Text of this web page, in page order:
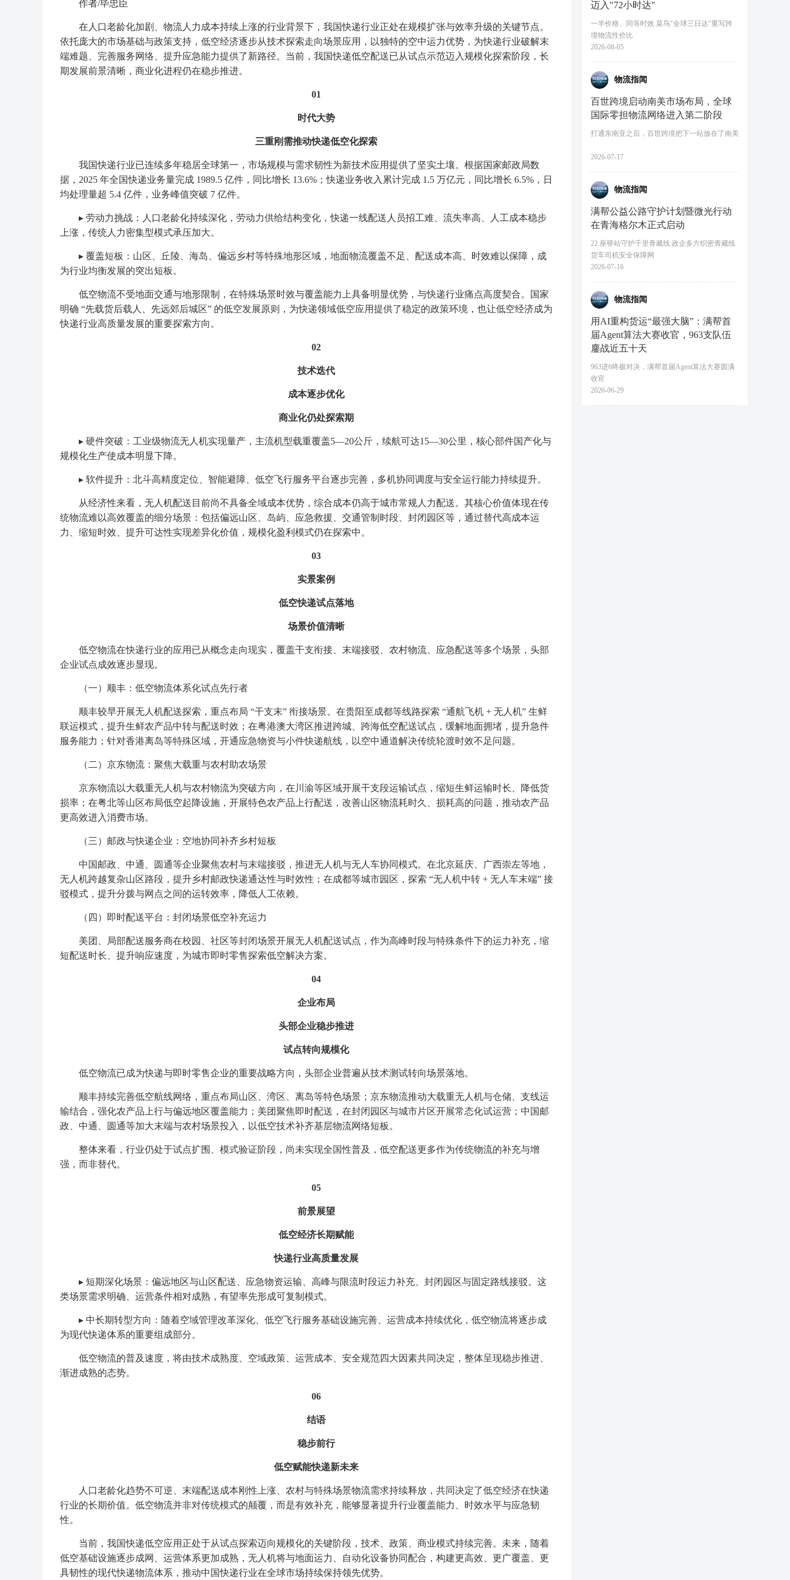
迈入"72小时达"
一半价格、同等时效 菜鸟"全球三日达"重写跨
境物流性价比
2026-08-05
物流指闻
百世跨境启动南美市场布局，全球
国际零担物流网络进入第二阶段
打通东南亚之后，百世跨境把下一站放在了南美
2026-07-17
物流指闻
满帮公益公路守护计划暨微光行动
在青海格尔木正式启动
22 座驿站守护千里青藏线 政企多方织密青藏线
货车司机安全保障网
2026-07-16
物流指闻
用AI重构货运“最强大脑”：满帮首
届Agent算法大赛收官，963支队伍
鏖战近五十天
963进6终极对决，满帮首届Agent算法大赛圆满
收官
2026-06-29
作者/毕忠臣
在人口老龄化加剧、物流人力成本持续上涨的行业背景下，我国快递行业正处在规模扩张与效率升级的关键节点。
依托庞大的市场基础与政策支持，低空经济逐步从技术探索走向场景应用，以独特的空中运力优势，为快递行业破解末
端难题、完善服务网络、提升应急能力提供了新路径。当前，我国快递低空配送已从试点示范迈入规模化探索阶段，长
期发展前景清晰，商业化进程仍在稳步推进。
01
时代大势
三重刚需推动快递低空化探索
我国快递行业已连续多年稳居全球第一，市场规模与需求韧性为新技术应用提供了坚实土壤。根据国家邮政局数
据，2025 年全国快递业务量完成 1989.5 亿件，同比增长 13.6%；快递业务收入累计完成 1.5 万亿元，同比增长 6.5%，日
均处理量超 5.4 亿件，业务峰值突破 7 亿件。
▸ 劳动力挑战：人口老龄化持续深化，劳动力供给结构变化，快递一线配送人员招工难、流失率高、人工成本稳步
上涨，传统人力密集型模式承压加大。
▸ 覆盖短板：山区、丘陵、海岛、偏远乡村等特殊地形区域，地面物流覆盖不足、配送成本高、时效难以保障，成
为行业均衡发展的突出短板。
低空物流不受地面交通与地形限制，在特殊场景时效与覆盖能力上具备明显优势，与快递行业痛点高度契合。国家
明确 “先载货后载人、先远郊后城区” 的低空发展原则，为快递领域低空应用提供了稳定的政策环境，也让低空经济成为
快递行业高质量发展的重要探索方向。
02
技术迭代
成本逐步优化
商业化仍处探索期
▸ 硬件突破：工业级物流无人机实现量产，主流机型载重覆盖5—20公斤，续航可达15—30公里，核心部件国产化与
规模化生产使成本明显下降。
▸ 软件提升：北斗高精度定位、智能避障、低空飞行服务平台逐步完善，多机协同调度与安全运行能力持续提升。
从经济性来看，无人机配送目前尚不具备全域成本优势，综合成本仍高于城市常规人力配送。其核心价值体现在传
统物流难以高效覆盖的细分场景：包括偏远山区、岛屿、应急救援、交通管制时段、封闭园区等，通过替代高成本运
力、缩短时效、提升可达性实现差异化价值，规模化盈利模式仍在探索中。
03
实景案例
低空快递试点落地
场景价值清晰
低空物流在快递行业的应用已从概念走向现实，覆盖干支衔接、末端接驳、农村物流、应急配送等多个场景，头部
企业试点成效逐步显现。
（一）顺丰：低空物流体系化试点先行者
顺丰较早开展无人机配送探索，重点布局 “干支末” 衔接场景。在贵阳至成都等线路探索 “通航飞机 + 无人机” 生鲜
联运模式，提升生鲜农产品中转与配送时效；在粤港澳大湾区推进跨城、跨海低空配送试点，缓解地面拥堵，提升急件
服务能力；针对香港离岛等特殊区域，开通应急物资与小件快递航线，以空中通道解决传统轮渡时效不足问题。
（二）京东物流：聚焦大载重与农村助农场景
京东物流以大载重无人机与农村物流为突破方向，在川渝等区域开展干支段运输试点，缩短生鲜运输时长、降低货
损率；在粤北等山区布局低空起降设施，开展特色农产品上行配送，改善山区物流耗时久、损耗高的问题，推动农产品
更高效进入消费市场。
（三）邮政与快递企业：空地协同补齐乡村短板
中国邮政、中通、圆通等企业聚焦农村与末端接驳，推进无人机与无人车协同模式。在北京延庆、广西崇左等地，
无人机跨越复杂山区路段，提升乡村邮政快递通达性与时效性；在成都等城市园区，探索 “无人机中转 + 无人车末端” 接
驳模式，提升分拨与网点之间的运转效率，降低人工依赖。
（四）即时配送平台：封闭场景低空补充运力
美团、局部配送服务商在校园、社区等封闭场景开展无人机配送试点，作为高峰时段与特殊条件下的运力补充，缩
短配送时长、提升响应速度，为城市即时零售探索低空解决方案。
04
企业布局
头部企业稳步推进
试点转向规模化
低空物流已成为快递与即时零售企业的重要战略方向，头部企业普遍从技术测试转向场景落地。
顺丰持续完善低空航线网络，重点布局山区、湾区、离岛等特色场景；京东物流推动大载重无人机与仓储、支线运
输结合，强化农产品上行与偏远地区覆盖能力；美团聚焦即时配送，在封闭园区与城市片区开展常态化试运营；中国邮
政、中通、圆通等加大末端与农村场景投入，以低空技术补齐基层物流网络短板。
整体来看，行业仍处于试点扩围、模式验证阶段，尚未实现全国性普及，低空配送更多作为传统物流的补充与增
强，而非替代。
05
前景展望
低空经济长期赋能
快递行业高质量发展
▸ 短期深化场景：偏远地区与山区配送、应急物资运输、高峰与限流时段运力补充、封闭园区与固定路线接驳。这
类场景需求明确、运营条件相对成熟，有望率先形成可复制模式。
▸ 中长期转型方向：随着空域管理改革深化、低空飞行服务基础设施完善、运营成本持续优化，低空物流将逐步成
为现代快递体系的重要组成部分。
低空物流的普及速度，将由技术成熟度、空域政策、运营成本、安全规范四大因素共同决定，整体呈现稳步推进、
渐进成熟的态势。
06
结语
稳步前行
低空赋能快递新未来
人口老龄化趋势不可逆、末端配送成本刚性上涨、农村与特殊场景物流需求持续释放，共同决定了低空经济在快递
行业的长期价值。低空物流并非对传统模式的颠覆，而是有效补充，能够显著提升行业覆盖能力、时效水平与应急韧
性。
当前，我国快递低空应用正处于从试点探索迈向规模化的关键阶段，技术、政策、商业模式持续完善。未来，随着
低空基础设施逐步成网、运营体系更加成熟，无人机将与地面运力、自动化设备协同配合，构建更高效、更广覆盖、更
具韧性的现代快递物流体系，推动中国快递行业在全球市场持续保持领先优势。